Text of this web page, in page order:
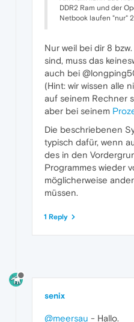
DDR2 Ram und der
Netbook laufen "nur"
Nur weil bei dir 8
sind, muss das
auch bei
(Hint: wir wissen alle
auf seinem Rechner
aber bei seinem
Die beschriebenen
typisch dafür, wenn
des in den
Programmes wieder
möglicherweise
müssen.
1 Reply
senix
@meersau - Hallo.